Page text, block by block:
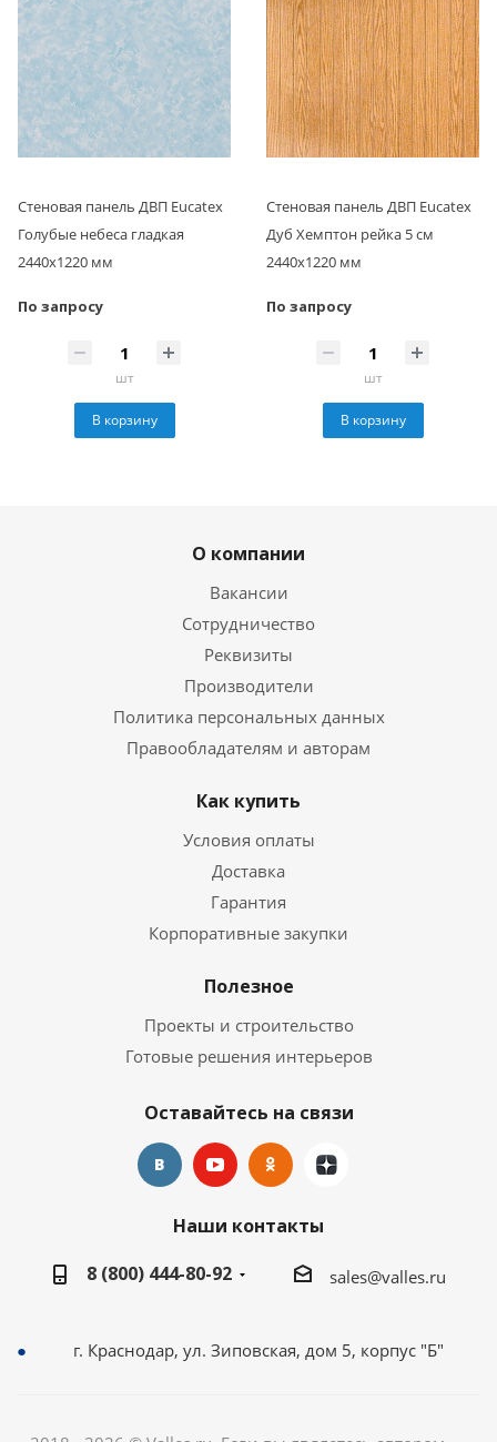
Стеновая панель ДВП Eucatex
Голубые небеса гладкая
2440х1220 мм
По запросу
шт
В корзину
Стеновая панель ДВП Eucatex
Дуб Хемптон рейка 5 см
2440х1220 мм
По запросу
шт
В корзину
О компании
Вакансии
Сотрудничество
Реквизиты
Производители
Политика персональных данных
Правообладателям и авторам
Как купить
Условия оплаты
Доставка
Гарантия
Корпоративные закупки
Полезное
Проекты и строительство
Готовые решения интерьеров
Оставайтесь на связи
Наши контакты
8 (800) 444-80-92
sales@valles.ru
г. Краснодар, ул. Зиповская, дом 5, корпус "Б"